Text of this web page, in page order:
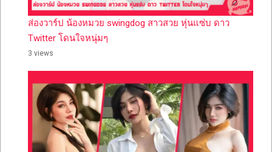
ส่องวาร์ป น้องหมวย swingdog สาวสวย หุ่นแซ่บ ดาว
Twitter โดนใจหนุ่มๆ
3 views